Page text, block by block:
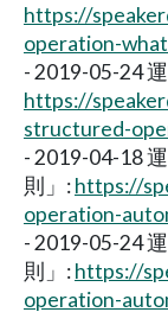
https://
operation-
- 2019-05-24
https://
structured-
- 2019-04-18
則」:https://
operation-
- 2019-05-24
則」:https://
operation-